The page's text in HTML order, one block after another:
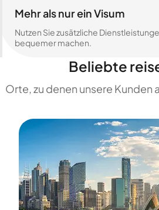
Mehr als nur ein Visum
Nutzen Sie zusätzliche
bequemer machen.
Beliebte
Orte, zu denen unsere Kunden